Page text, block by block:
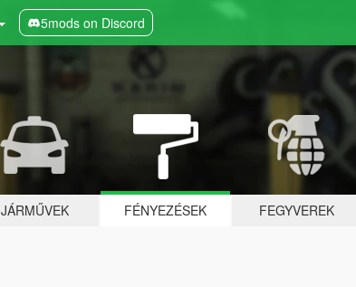
5mods on Discord
JÁRMŰVEK FÉNYEZÉSEK FEGYVEREK